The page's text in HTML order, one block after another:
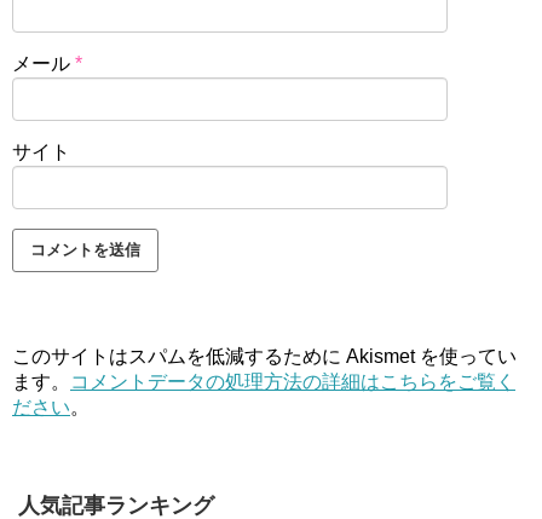
メール *
サイト
このサイトはスパムを低減するために Akismet を使ってい
ます。
コメントデータの処理方法の詳細はこちらをご覧く
ださい。
人気記事ランキング